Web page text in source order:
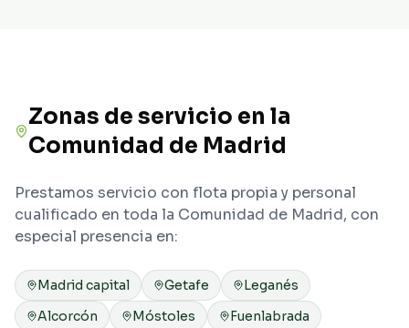
Zonas de servicio en la
Comunidad de Madrid
Prestamos servicio con flota propia y personal
cualificado en toda la Comunidad de Madrid, con
especial presencia en:
Madrid capital Getafe
Leganés
Alcorcón
Móstoles
Fuenlabrada